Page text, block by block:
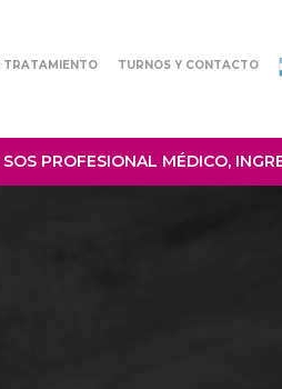
TRATAMIENTO TURNOS Y CONTACTO
SOS PROFESIONAL MÉDICO,